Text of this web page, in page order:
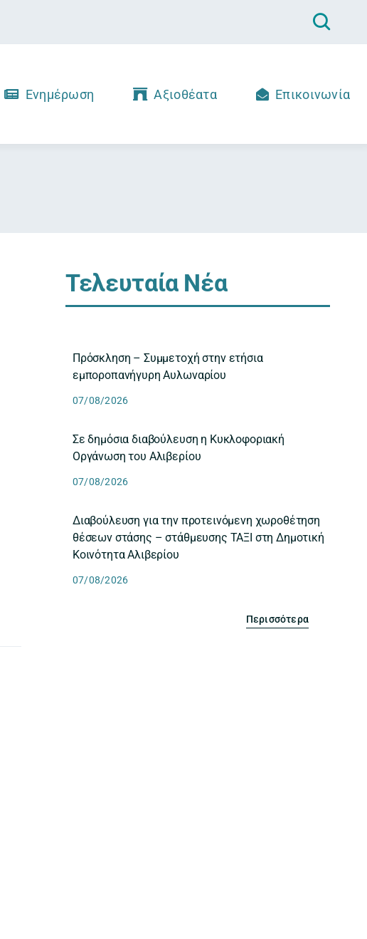
Ενημέρωση Αξιοθέατα Επικοινωνία
Τελευταία Νέα
Πρόσκληση – Συμμετοχή στην ετήσια
εμποροπανήγυρη Αυλωναρίου
07/08/2026
Σε δημόσια διαβούλευση η Κυκλοφοριακή
Οργάνωση του Αλιβερίου
07/08/2026
Διαβούλευση για την προτεινόμενη χωροθέτηση
θέσεων στάσης – στάθμευσης ΤΑΞΙ στη Δημοτική
Κοινότητα Αλιβερίου
07/08/2026
Περισσότερα